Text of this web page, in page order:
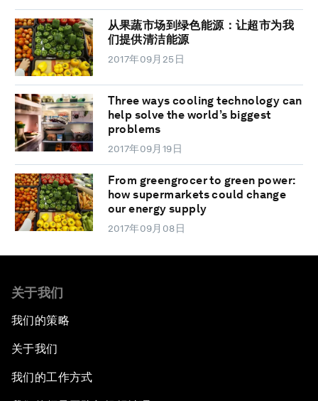
从果蔬市场到绿色能源：让超市为我
们提供清洁能源
2017年09月25日
Three ways cooling technology can
help solve the world’s biggest
problems
2017年09月19日
From greengrocer to green power:
how supermarkets could change
our energy supply
2017年09月08日
关于我们
我们的策略
关于我们
我们的工作方式